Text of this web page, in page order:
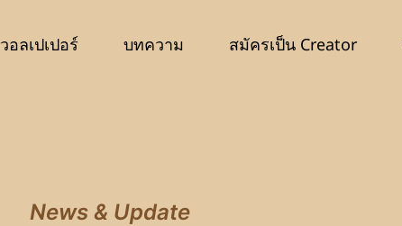
วอลเปเปอร์ บทความ สมัครเป็น Creator
News & Update